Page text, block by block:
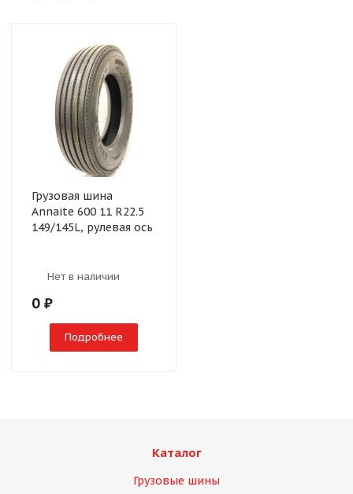
Грузовая шина
Annaite 600 11 R22.5
149/145L, рулевая ось
Нет в наличии
0 ₽
Подробнее
Каталог
Грузовые шины